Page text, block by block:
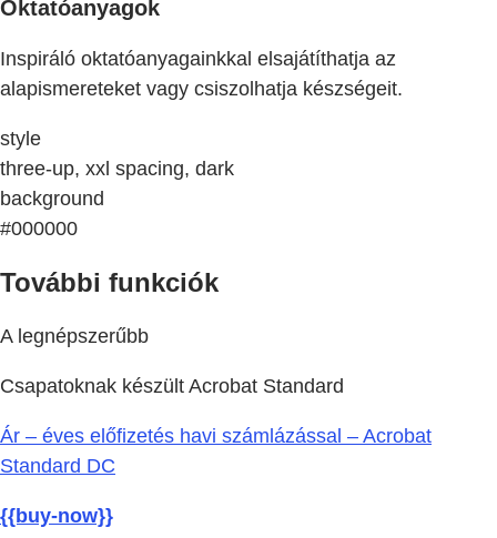
Oktatóanyagok
Inspiráló oktatóanyagainkkal elsajátíthatja az
alapismereteket vagy csiszolhatja készségeit.
style
three-up, xxl spacing, dark
background
#000000
További funkciók
A legnépszerűbb
Csapatoknak készült Acrobat Standard
Ár – éves előfizetés havi számlázással – Acrobat
Standard DC
{{buy-now}}